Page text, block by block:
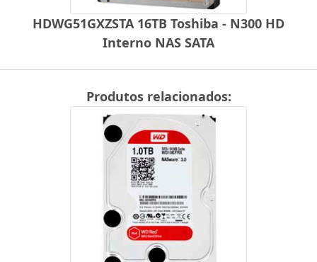
HDWG51GXZSTA 16TB Toshiba - N300 HD
Interno NAS SATA
Produtos relacionados: